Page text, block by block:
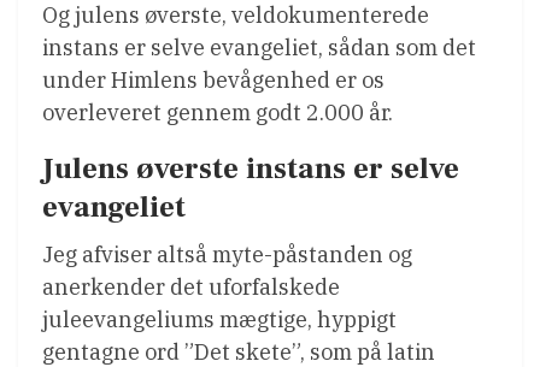
Og julens øverste, veldokumenterede
instans er selve evangeliet, sådan som det
under Himlens bevågenhed er os
overleveret gennem godt 2.000 år.
Julens øverste instans er selve
evangeliet
Jeg afviser altså myte-påstanden og
anerkender det uforfalskede
juleevangeliums mægtige, hyppigt
gentagne ord ”Det skete”, som på latin